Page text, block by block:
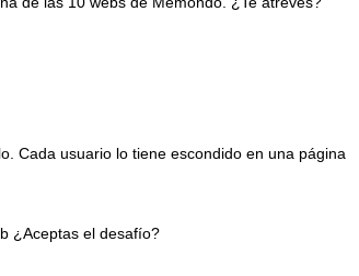
Cada usuario lo tiene escondido en una página
¿Aceptas el desafío?